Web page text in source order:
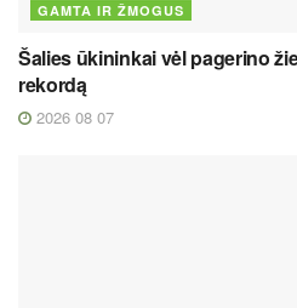
GAMTA IR ŽMOGUS
Šalies ūkininkai vėl pagerino
rekordą
2026 08 07